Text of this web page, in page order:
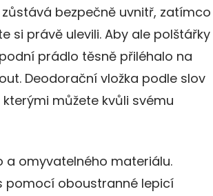
bezpečně uvnitř, zatímco
si právě ulevili. Aby ale polštářky
prádlo těsně přiléhalo na
Deodorační vložka podle slov
můžete kvůli svému
a omyvatelného materiálu.
pomocí oboustranné lepicí